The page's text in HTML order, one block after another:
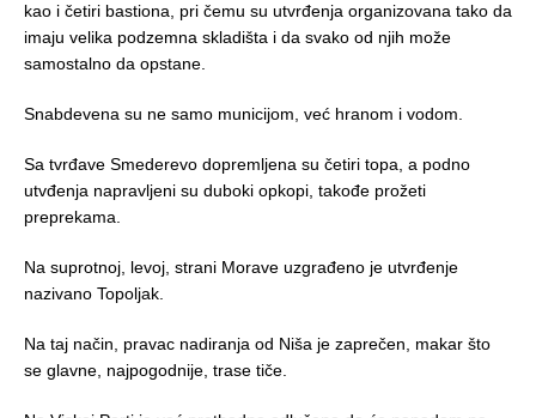
kao i četiri bastiona, pri čemu su utvrđenja organizovana tako da
imaju velika podzemna skladišta i da svako od njih može
samostalno da opstane.
Snabdevena su ne samo municijom, već hranom i vodom.
Sa tvrđave Smederevo dopremljena su četiri topa, a podno
utvđenja napravljeni su duboki opkopi, takođe prožeti
preprekama.
Na suprotnoj, levoj, strani Morave uzgrađeno je utvrđenje
nazivano Topoljak.
Na taj način, pravac nadiranja od Niša je zaprečen, makar što
se glavne, najpogodnije, trase tiče.